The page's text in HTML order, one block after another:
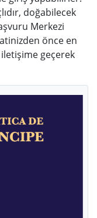
doğabilecek
Merkezi
önce en
geçerek